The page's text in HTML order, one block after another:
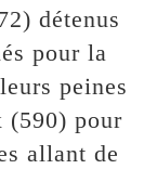
détenus
pour la
peines
(590) pour
allant de